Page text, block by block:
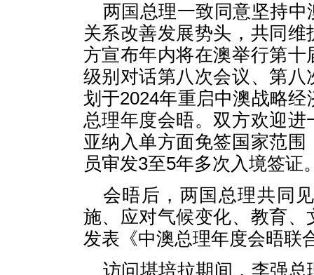
两国总理一致同意坚持
关系改善发展势头，共同
方宣布年内将在澳举行第
级别对话第八次会议、第
划于2024年重启中澳战略
总理年度会晤。双方欢迎
亚纳入单方面免签国家范
员审发3至5年多次入境签证
会晤后，两国总理共同
施、应对气候变化、教育
发表《中澳总理年度会晤联
访问堪培拉期间，李强